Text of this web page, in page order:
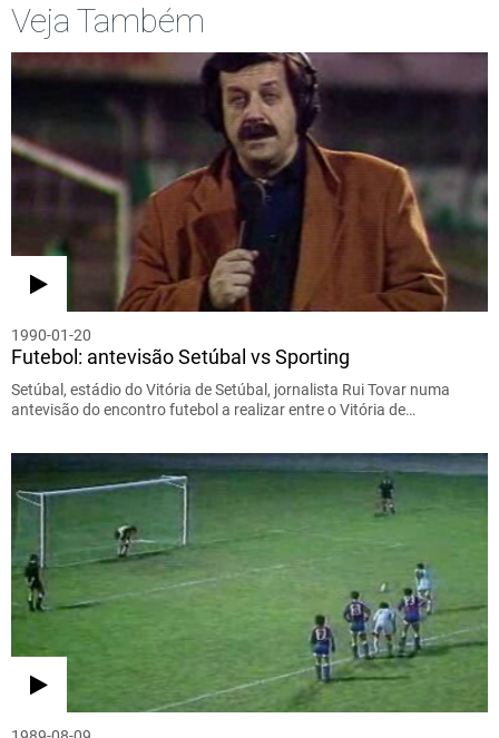
Veja Também
1990-01-20
Futebol: antevisão Setúbal vs Sporting
Setúbal, estádio do Vitória de Setúbal, jornalista Rui Tovar numa
antevisão do encontro futebol a realizar entre o Vitória de…